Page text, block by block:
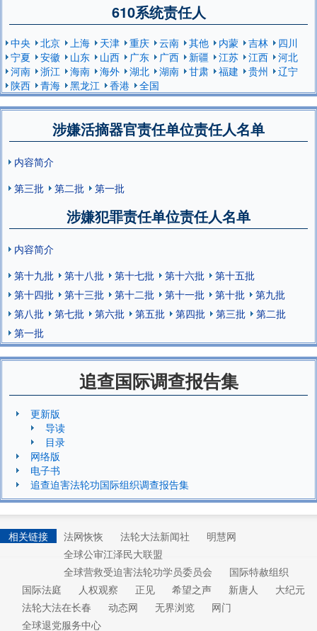
610系统责任人
中央 北京 上海 天津 重庆 云南 其他 内蒙 吉林
四川
宁夏
安徽 山东 山西 广东 广西 新疆 江苏 江西
河北
河南
浙江 海南 海外 湖北 湖南 甘肃 福建 贵州
辽宁
陕西
青海 黑龙江 香港 全国
涉嫌活摘器官责任单位责任人名单
内容简介
第三批
第二批 第一批
涉嫌犯罪责任单位责任人名单
内容简介
第十九批
第十八批 第十七批 第十六批
第十五批
第十四批
第十三批 第十二批 第十一批 第十批
第九批
第八批
第七批 第六批 第五批 第四批 第三批
第二批
第一批
追查国际调查报告集
更新版
导读
目录
网络版
电子书
追查迫害法轮功国际组织调查报告集
相关链接 法网恢恢 法轮大法新闻社
明慧网
全球公审江泽民大联盟
全球营救受迫害法轮功学员委员会
国际特赦组织
国际法庭
人权观察 正见 希望之声 新唐人
大纪元
法轮大法在长春
动态网 无界浏览
网门
全球退党服务中心